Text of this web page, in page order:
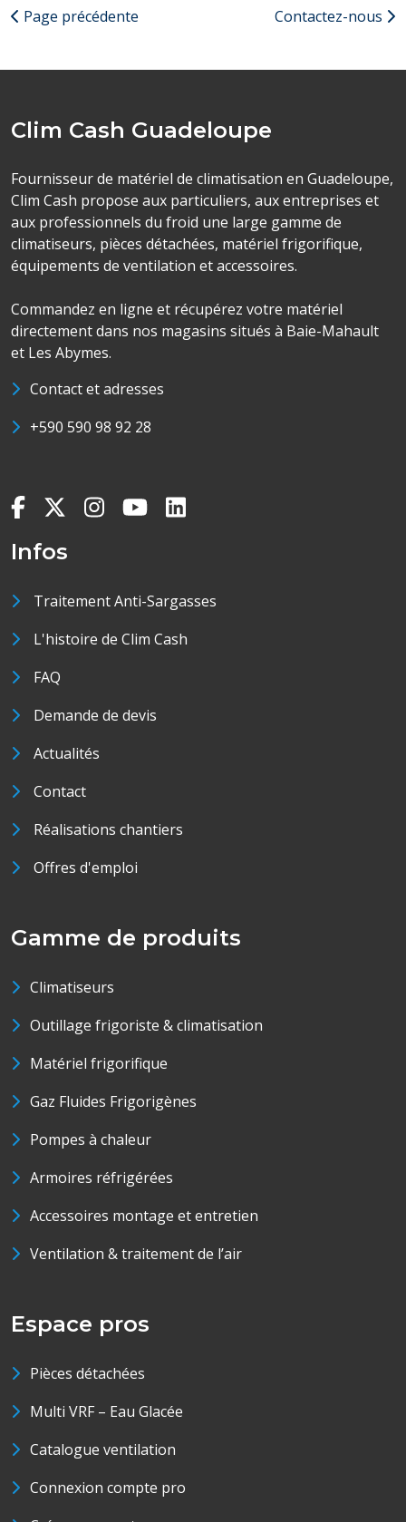
Page précédente Contactez-nous
Clim Cash Guadeloupe
Fournisseur de matériel de climatisation en Guadeloupe,
Clim Cash propose aux particuliers, aux entreprises et
aux professionnels du froid une large gamme de
climatiseurs, pièces détachées, matériel frigorifique,
équipements de ventilation et accessoires.
Commandez en ligne et récupérez votre matériel
directement dans nos magasins situés à Baie-Mahault
et Les Abymes.
Contact et adresses
+590 590 98 92 28
Infos
Traitement Anti-Sargasses
L'histoire de Clim Cash
FAQ
Demande de devis
Actualités
Contact
Réalisations chantiers
Offres d'emploi
Gamme de produits
Climatiseurs
Outillage frigoriste & climatisation
Matériel frigorifique
Gaz Fluides Frigorigènes
Pompes à chaleur
Armoires réfrigérées
Accessoires montage et entretien
Ventilation & traitement de l’air
Espace pros
Pièces détachées
Multi VRF – Eau Glacée
Catalogue ventilation
Connexion compte pro